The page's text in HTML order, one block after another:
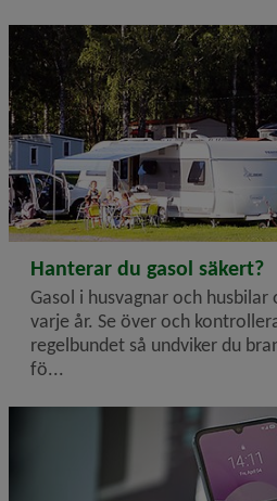
2026-06-27
Hanterar du gasol säkert?
Gasol i husvagnar och
varje år. Se över och
regelbundet så undviker du
fö...